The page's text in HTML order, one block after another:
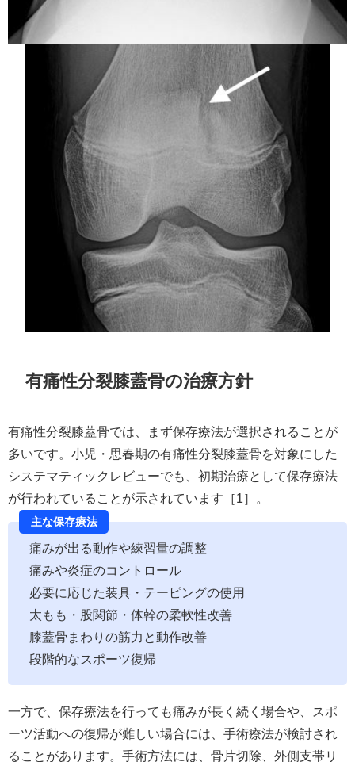
有痛性分裂膝蓋骨の治療方針
有痛性分裂膝蓋骨では、まず保存療法が選択されることが
多いです。小児・思春期の有痛性分裂膝蓋骨を対象にした
システマティックレビューでも、初期治療として保存療法
が行われていることが示されています［1］。
主な保存療法
痛みが出る動作や練習量の調整
痛みや炎症のコントロール
必要に応じた装具・テーピングの使用
太もも・股関節・体幹の柔軟性改善
膝蓋骨まわりの筋力と動作改善
段階的なスポーツ復帰
一方で、保存療法を行っても痛みが長く続く場合や、スポ
ーツ活動への復帰が難しい場合には、手術療法が検討され
ることがあります。手術方法には、骨片切除、外側支帯リ